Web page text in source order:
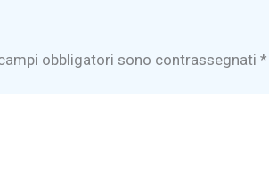
obbligatori sono contrassegnati *